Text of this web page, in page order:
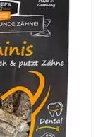
Josera